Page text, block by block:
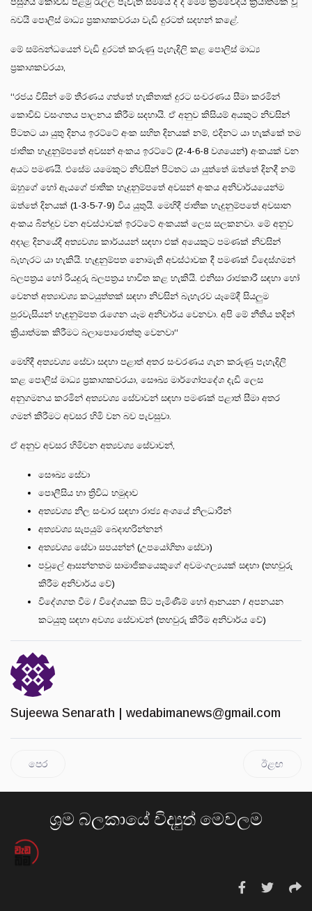
බවයි පොලිස් මාධ්‍ය ප්‍රකාශකවරයා වැඩි දුරටත් සදහන් කළේ.
මේ සම්බන්ධයෙන් වැඩි දුරටත් කරුණු පැහැදිලි කළ පොලිස් මාධ්‍ය
ප්‍රකාශකවරයා,
‘‘රජය විසින් මේ තීරණය ගත්තේ හැකිතාක් දුරට සංචරණය සීමා කරමින්
කොවිඩ් වසංගතය පාලනය කිරීම සදහායි. ඒ අනුව කිසියම් අයකුට නිවසින්
පිටතට යා යුතු දිනය ඉරට්ටේ අංක සහිත දිනයක් නම්, එදිනට යා හැක්කේ තම
ජාතික හැදුනුම්පතේ අවසන් අංකය ඉරට්ටේ (2-4-6-8 වශයෙන්) අංකයක් වන
අයට පමණයි. එසේම යමෙකුට නිවසින් පිටතට යා යුත්තේ ඔත්තේ දිනදී නම්
ඔහුගේ හෝ ඇයගේ ජාතික හැදුනුම්පතේ අවසන් අංකය අනිවාර්යයෙන්ම
ඔත්තේ දිනයක් (1-3-5-7-9) විය යුතුයි. මෙහිදී ජාතික හැදුනුම්පතේ අවසාන
අංකය බින්දුව වන අවස්ථාවක් ඉරට්ටේ අංකයක් ලෙස සලකනවා. මේ අනුව
අදාළ දිනයේදී අත්‍යවශ්‍ය කාර්යයන් සඳහා එක් අයෙකුට පමණක් නිවසින්
බැහැරට යා හැකියි. හැඳුනුම්පත නොමැති අවස්ථාවක දී පමණක් විදෙස්ගමන්
බලපත්‍රය හෝ රියදුරු බලපත්‍රය භාවිත කළ හැකියි. එනිසා රාජකාරී සඳහා හෝ
වෙනත් අත්‍යාවශ්‍ය කටයුත්තක් සඳහා නිවසින් බැහැරව යෑමේදී සියලුම
පුරවැසියන් හැඳුනුම්පත රැගෙන යෑම අනිවාර්ය වෙනවා. අපි මේ නීතිය තදින්
ක්‍රියාත්මක කිරීමට බලාපොරොත්තු වෙනවා‘‘
මෙහිදී අත්‍යවශ්‍ය සේවා සදහා පළාත් අතර සංචරණය ගැන කරුණු පැහැදිලි
කළ පොලිස් මාධ්‍ය ප්‍රකාශකවරයා, සෞඛ්‍ය මාර්ගෝපදේශ දැඩි ලෙස
අනුගමනය කරමින් අත්‍යවශ්‍ය සේවාවන් සඳහා පමණක් පළාත් සීමා අතර
ගමන් කිරීමට අවසර හිමි වන බව පැවසුවා.
ඒ අනුව අවසර හිමිවන අත්‍යවශ්‍ය සේවාවන්,
සෞඛ්‍ය සේවා
පොලීසිය හා ත්‍රිවිධ හමුදාව
අත්‍යවශ්‍ය නිල සංචාර සඳහා රාජ්‍ය අංශයේ නිලධාරීන්
අත්‍යවශ්‍ය සැපයුම් බෙදාහරින්නන්
අත්‍යවශ්‍ය සේවා සපයන්න් (උපයෝගිතා සේවා)
පවුලේ ආසන්නතම සාමාජිකයෙකුගේ අවමංගල්‍යයක් සඳහා (තහවුරු
කිරීම අනිවාර්ය වේ)
විදේශගත වීම / විදේශයක සිට පැමිණීම් හෝ ආනයන / අපනයන
කටයුතු සඳහා අවශ්‍ය සේවාවන් (තහවුරු කිරීම අනිවාර්ය වේ)
Sujeewa Senarath | wedabimanews@gmail.com
පෙර ඊළඟ
ශ්‍රම බලකායේ විද්‍යුත් මෙවලම